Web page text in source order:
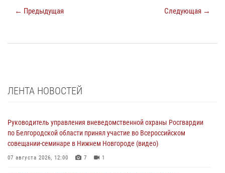
← Предыдущая Следующая →
ЛЕНТА НОВОСТЕЙ
Руководитель управления вневедомственной охраны Росгвардии
по Белгородской области принял участие во Всероссийском
совещании-семинаре в Нижнем Новгороде (видео)
07 августа 2026, 12:00 7 1